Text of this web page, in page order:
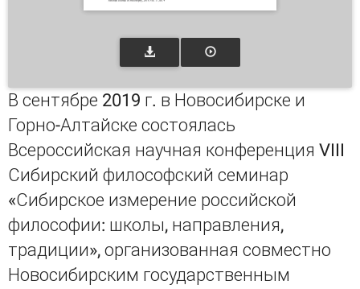
В сентябре 2019 г. в Новосибирске и
Горно-Алтайске состоялась
Всероссийская научная конференция VIII
Сибирский философский семинар
«Сибирское измерение российской
философии: школы, направления,
традиции», организованная совместно
Новосибирским государственным